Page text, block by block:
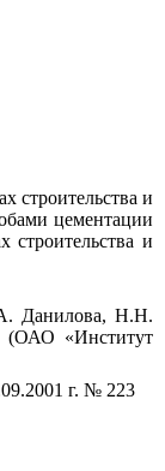
строительства и
цементации
и
Данилова, Н.Н.
(ОАО «Институт
г. № 223